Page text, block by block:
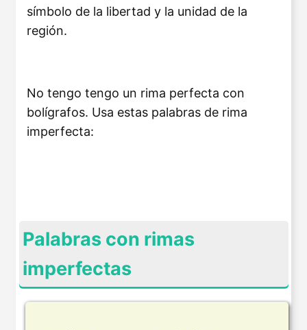
símbolo de la libertad y la unidad de la
región.
No tengo tengo un rima perfecta con
bolígrafos. Usa estas palabras de rima
imperfecta:
Palabras con rimas
imperfectas